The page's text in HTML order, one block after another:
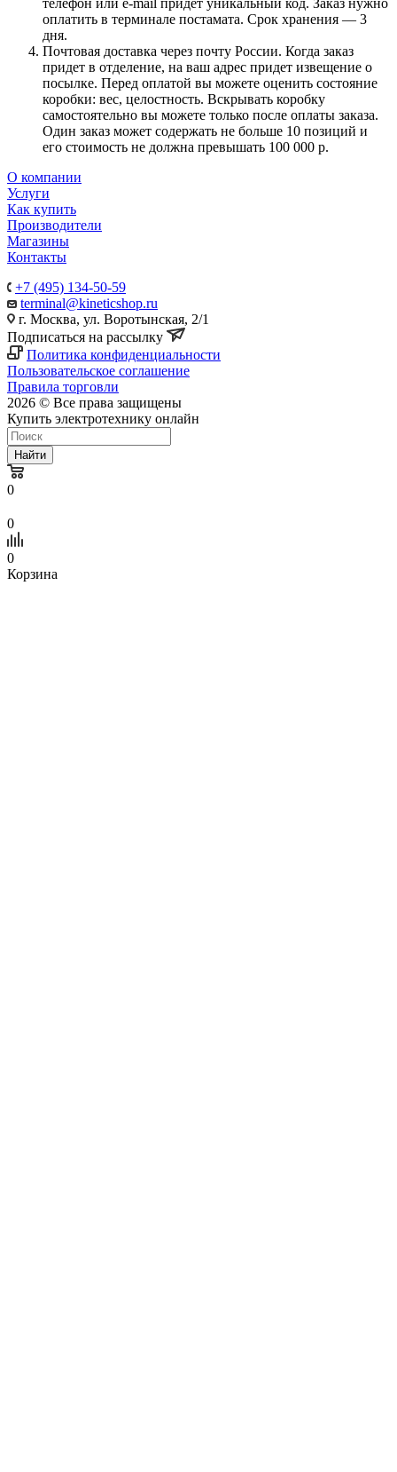
телефон или e-mail придет уникальный код. Заказ нужно
оплатить в терминале постамата. Срок хранения — 3
дня.
Почтовая доставка через почту России. Когда заказ
придет в отделение, на ваш адрес придет извещение о
посылке. Перед оплатой вы можете оценить состояние
коробки: вес, целостность. Вскрывать коробку
самостоятельно вы можете только после оплаты заказа.
Один заказ может содержать не больше 10 позиций и
его стоимость не должна превышать 100 000 р.
О компании
Услуги
Как купить
Производители
Магазины
Контакты
+7 (495) 134-50-59
terminal@kineticshop.ru
г. Москва, ул. Воротынская, 2/1
Подписаться на рассылку
Политика конфиденциальности
Пользовательское соглашение
Правила торговли
2026 © Все права защищены
Купить электротехнику онлайн
Найти
0
0
0
Корзина